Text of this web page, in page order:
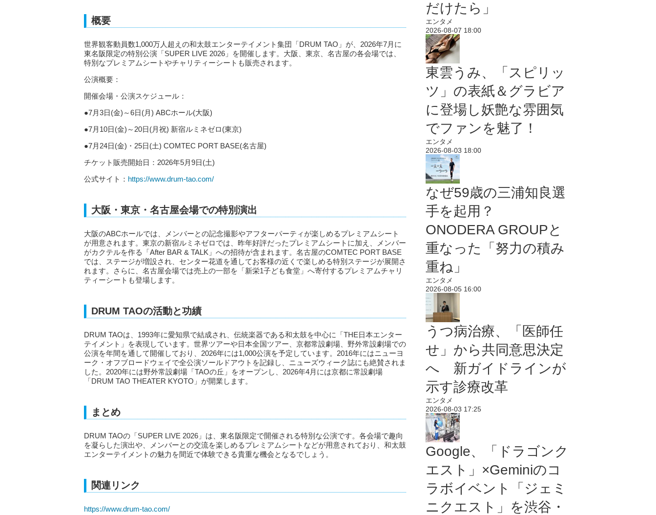
概要
世界観客動員数1,000万人超えの和太鼓エンターテイメント集団「DRUM TAO」が、2026年7月に
東名阪限定の特別公演「SUPER LIVE 2026」を開催します。大阪、東京、名古屋の各会場では、
特別なプレミアムシートやチャリティーシートも販売されます。
公演概要：
開催会場・公演スケジュール：
●7月3日(金)～6日(月) ABCホール(大阪)
●7月10日(金)～20日(月祝) 新宿ルミネゼロ(東京)
●7月24日(金)・25日(土) COMTEC PORT BASE(名古屋)
チケット販売開始日：2026年5月9日(土)
公式サイト： https://www.drum-tao.com/
大阪・東京・名古屋会場での特別演出
大阪のABCホールでは、メンバーとの記念撮影やアフターパーティが楽しめるプレミアムシート
が用意されます。東京の新宿ルミネゼロでは、昨年好評だったプレミアムシートに加え、メンバー
がカクテルを作る「After BAR & TALK」への招待が含まれます。名古屋のCOMTEC PORT BASE
では、ステージが増設され、センター花道を通してお客様の近くで楽しめる特別ステージが展開さ
れます。さらに、名古屋会場では売上の一部を「新栄1子ども食堂」へ寄付するプレミアムチャリ
ティーシートも登場します。
DRUM TAOの活動と功績
DRUM TAOは、1993年に愛知県で結成され、伝統楽器である和太鼓を中心に「THE日本エンター
テイメント」を表現しています。世界ツアーや日本全国ツアー、京都常設劇場、野外常設劇場での
公演を年間を通して開催しており、2026年には1,000公演を予定しています。2016年にはニューヨ
ーク・オフブロードウェイで全公演ソールドアウトを記録し、ニューズウィーク誌にも絶賛されま
した。2020年には野外常設劇場「TAOの丘」をオープンし、2026年4月には京都に常設劇場
「DRUM TAO THEATER KYOTO」が開業します。
まとめ
DRUM TAOの「SUPER LIVE 2026」は、東名阪限定で開催される特別な公演です。各会場で趣向
を凝らした演出や、メンバーとの交流を楽しめるプレミアムシートなどが用意されており、和太鼓
エンターテイメントの魅力を間近で体験できる貴重な機会となるでしょう。
関連リンク
https://www.drum-tao.com/
だけたら」
エンタメ
2026-08-07 18:00
東雲うみ、「スピリッ
ツ」の表紙＆グラビア
に登場し妖艶な雰囲気
でファンを魅了！
エンタメ
2026-08-03 18:00
なぜ59歳の三浦知良選
手を起用？
ONODERA GROUPと
重なった「努力の積み
重ね」
エンタメ
2026-08-05 16:00
うつ病治療、「医師任
せ」から共同意思決定
へ 新ガイドラインが
示す診療改革
エンタメ
2026-08-03 17:25
Google、「ドラゴンク
エスト」×Geminiのコ
ラボイベント「ジェミ
ニクエスト」を渋谷・